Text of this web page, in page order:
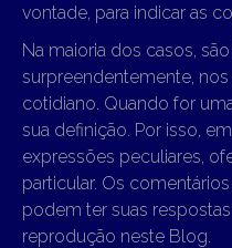
vontade, para indicar as
Na maioria dos casos,
surpreendentemente,
cotidiano. Quando for
sua definição. Por isso,
expressões peculiares,
particular. Os
podem ter suas
reprodução neste Blog.